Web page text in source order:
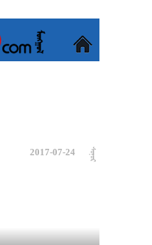

2017-07-24